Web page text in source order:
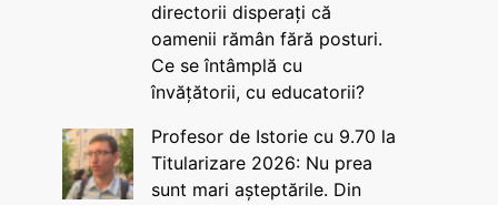
directorii disperați că
oamenii rămân fără posturi.
Ce se întâmplă cu
învățătorii, cu educatorii?
Profesor de Istorie cu 9.70 la
Titularizare 2026: Nu prea
sunt mari așteptările. Din